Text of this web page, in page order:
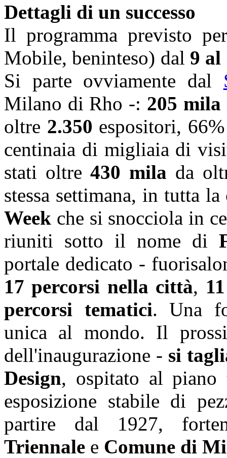
Dettagli di un successo
Il programma previsto
Mobile, beninteso) dal 9 al
Si parte ovviamente dal
Milano di Rho -: 205 mila
oltre 2.350 espositori,
centinaia di migliaia di
stati oltre430 mila da
stessa settimana, in tutta
Week che si snocciola in
riuniti sotto il nome di
portale dedicato -
17 percorsi nella città,
percorsi tematici. Una
unica al mondo. Il
dell'inaugurazione - si
Design, ospitato al
esposizione stabile di
partire dal 1927,
Triennale e Comune di